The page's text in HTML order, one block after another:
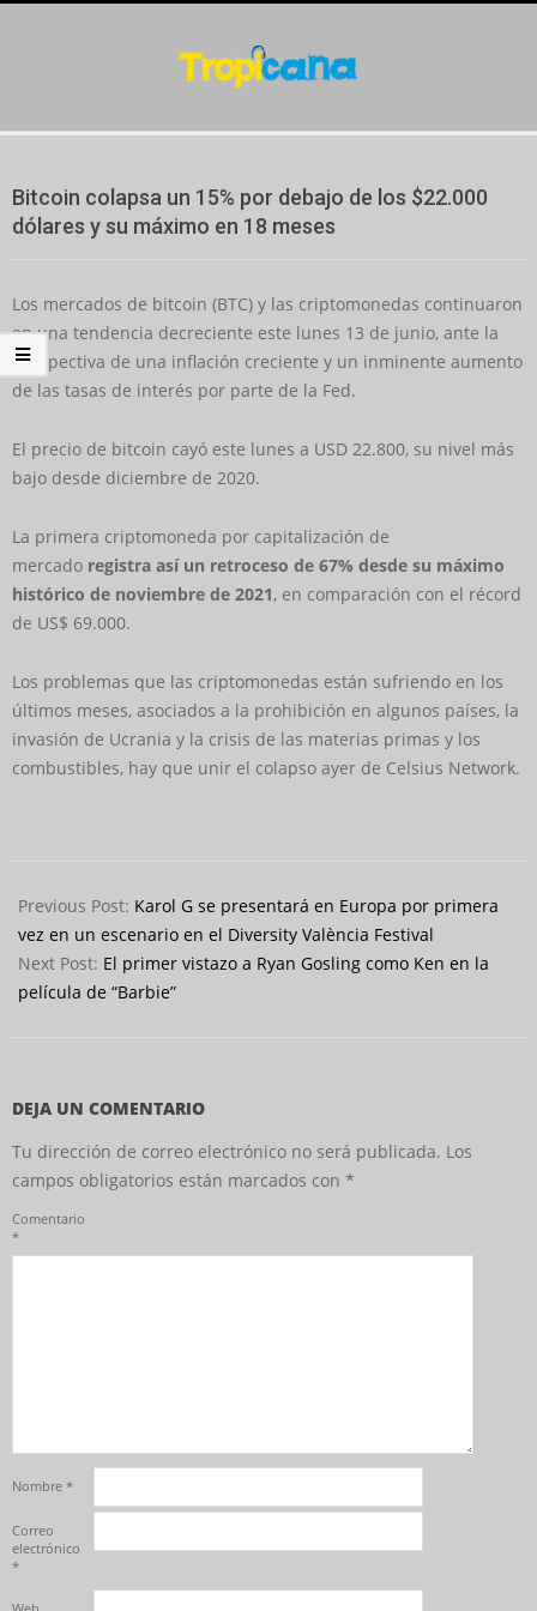
Menu
Bitcoin colapsa un 15% por debajo de los $22.000
dólares y su máximo en 18 meses
Los mercados de bitcoin (BTC) y las criptomonedas continuaron
en una tendencia decreciente este lunes 13 de junio, ante la
perspectiva de una inflación creciente y un inminente aumento
de las tasas de interés por parte de la Fed.
El precio de bitcoin cayó este lunes a USD 22.800, su nivel más
bajo desde diciembre de 2020.
La primera criptomoneda por capitalización de
mercado registra así un retroceso de 67% desde su máximo
histórico de noviembre de 2021, en comparación con el récord
de US$ 69.000.
Los problemas que las criptomonedas están sufriendo en los
últimos meses, asociados a la prohibición en algunos países, la
invasión de Ucrania y la crisis de las materias primas y los
combustibles, hay que unir el colapso ayer de Celsius Network.
06-
15
Previous Post: Karol G se presentará en Europa por primera
vez en un escenario en el Diversity València Festival
Next Post: El primer vistazo a Ryan Gosling como Ken en la
película de “Barbie”
DEJA UN COMENTARIO
Tu dirección de correo electrónico no será publicada. Los
campos obligatorios están marcados con *
Comentario
*
Nombre *
Correo
electrónico
*